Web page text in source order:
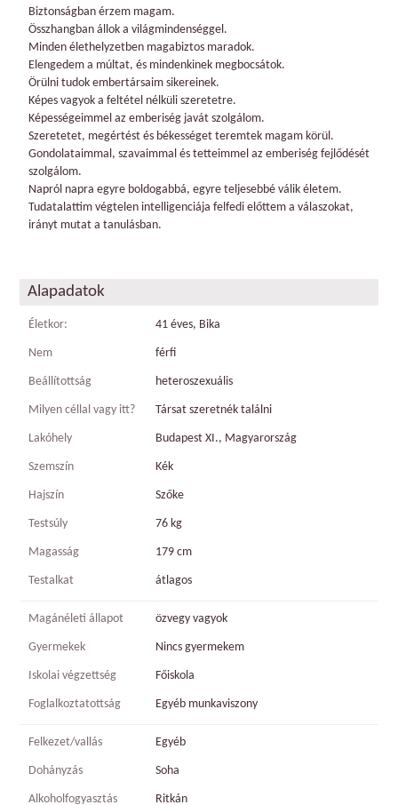
Biztonságban érzem magam.
Összhangban állok a világmindenséggel.
Minden élethelyzetben magabiztos maradok.
Elengedem a múltat, és mindenkinek megbocsátok.
Örülni tudok embertársaim sikereinek.
Képes vagyok a feltétel nélküli szeretetre.
Képességeimmel az emberiség javát szolgálom.
Szeretetet, megértést és békességet teremtek magam körül.
Gondolataimmal, szavaimmal és tetteimmel az emberiség fejlődését
szolgálom.
Napról napra egyre boldogabbá, egyre teljesebbé válik életem.
Tudatalattim végtelen intelligenciája felfedi előttem a válaszokat,
irányt mutat a tanulásban.
Alapadatok
Életkor: 41 éves, Bika
Nem férfi
Beállítottság heteroszexuális
Milyen céllal vagy itt? Társat szeretnék találni
Lakóhely Budapest XI., Magyarország
Szemszín Kék
Hajszín Szőke
Testsúly 76 kg
Magasság 179 cm
Testalkat átlagos
Magánéleti állapot özvegy vagyok
Gyermekek Nincs gyermekem
Iskolai végzettség Főiskola
Foglalkoztatottság Egyéb munkaviszony
Felkezet/vallás Egyéb
Dohányzás Soha
Alkoholfogyasztás Ritkán